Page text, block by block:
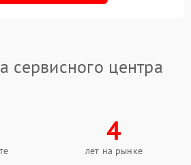
сервисного центра
4
лет на рынке